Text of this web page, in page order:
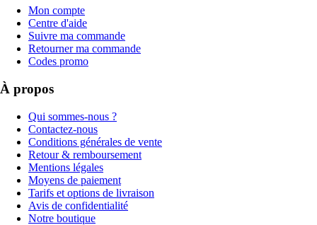
Mon compte
Centre d'aide
Suivre ma commande
Retourner ma commande
Codes promo
À propos
Qui sommes-nous ?
Contactez-nous
Conditions générales de vente
Retour & remboursement
Mentions légales
Moyens de paiement
Tarifs et options de livraison
Avis de confidentialité
Notre boutique